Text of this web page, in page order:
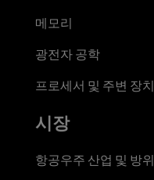
메모리
광전자 공학
프로세서 및 주변 장치
시장
항공우주 산업 및 방위